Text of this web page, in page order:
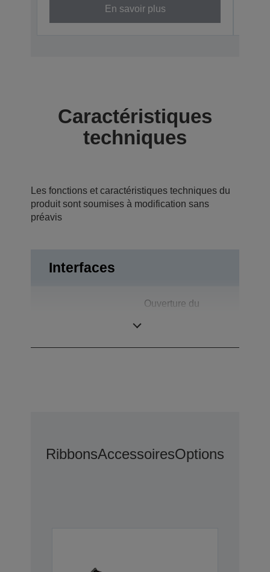
En savoir plus
Caractéristiques
techniques
Les fonctions et caractéristiques techniques du
produit sont soumises à modification sans
préavis
Interfaces
Ouverture du
RibbonsAccessoiresOptions